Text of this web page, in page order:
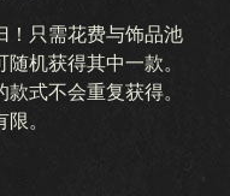
！只需花费与饰品池
机获得其中一款。
式不会重复获得。
。